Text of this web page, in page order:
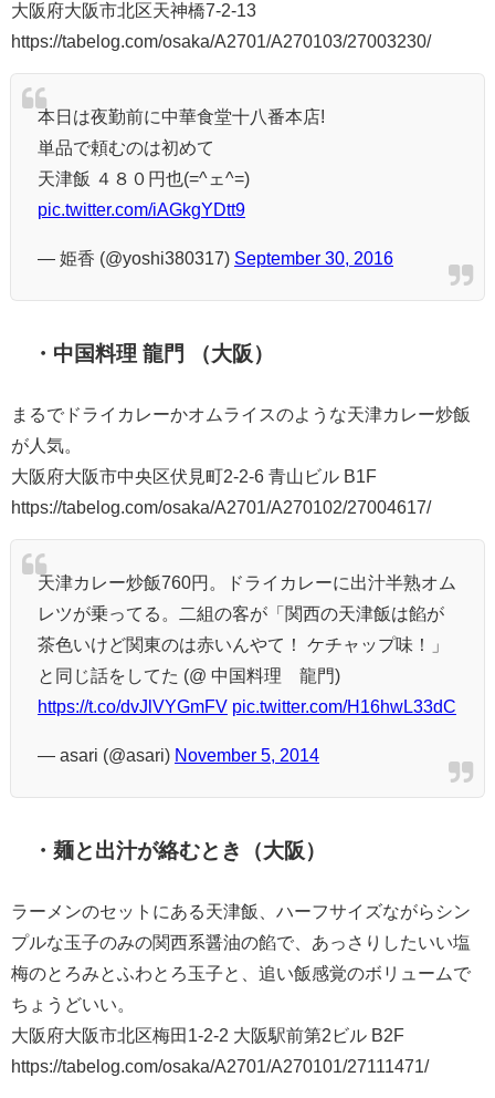
大阪府大阪市北区天神橋7-2-13
https://tabelog.com/osaka/A2701/A270103/27003230/
本日は夜勤前に中華食堂十八番本店!
単品で頼むのは初めて
天津飯 ４８０円也(=^ェ^=)
pic.twitter.com/iAGkgYDtt9
— 姫香 (@yoshi380317) September 30, 2016
・中国料理 龍門 （大阪）
まるでドライカレーかオムライスのような天津カレー炒飯
が人気。
大阪府大阪市中央区伏見町2-2-6 青山ビル B1F
https://tabelog.com/osaka/A2701/A270102/27004617/
天津カレー炒飯760円。ドライカレーに出汁半熟オム
レツが乗ってる。二組の客が「関西の天津飯は餡が
茶色いけど関東のは赤いんやて！ ケチャップ味！」
と同じ話をしてた (@ 中国料理 龍門)
https://t.co/dvJlVYGmFV pic.twitter.com/H16hwL33dC
— asari (@asari) November 5, 2014
・麺と出汁が絡むとき（大阪）
ラーメンのセットにある天津飯、ハーフサイズながらシン
プルな玉子のみの関西系醤油の餡で、あっさりしたいい塩
梅のとろみとふわとろ玉子と、追い飯感覚のボリュームで
ちょうどいい。
大阪府大阪市北区梅田1-2-2 大阪駅前第2ビル B2F
https://tabelog.com/osaka/A2701/A270101/27111471/